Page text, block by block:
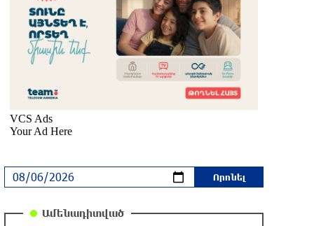
է երկու երրորդով. Ալեքսեյ Օվերչուկ
3 ժամ առաջ
Ինչո՞ւ է Հաջիևն ավելի վստահ, քան
Փաշինյանը․ Սուրեն Սուրենյանց
3 ժամ առաջ
«Ժողովուրդ». Իշխանությունները
թեկնածուի հարցը
3 ժամ առաջ
«Սուրբ Աստվածամայր» ԲԿ–ում
Ամենադիտված